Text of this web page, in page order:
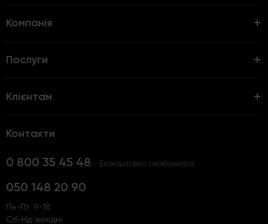
Компанія
Послуги
Клієнтам
Контакти
0 800 35 45 48 Безкоштовно з мобільного!
050 148 20 90
Пн-Пт: 9-18
Сб-Нд: вихідні